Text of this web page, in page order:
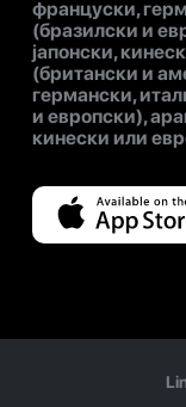
француски,
(бразилски и
јапонски,
(британски и
германски,
и европски),
кинески или